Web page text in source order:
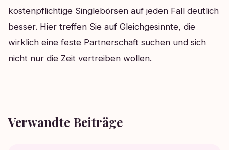
kostenpflichtige Singlebörsen auf jeden Fall deutlich
besser. Hier treffen Sie auf Gleichgesinnte, die
wirklich eine feste Partnerschaft suchen und sich
nicht nur die Zeit vertreiben wollen.
Verwandte Beiträge